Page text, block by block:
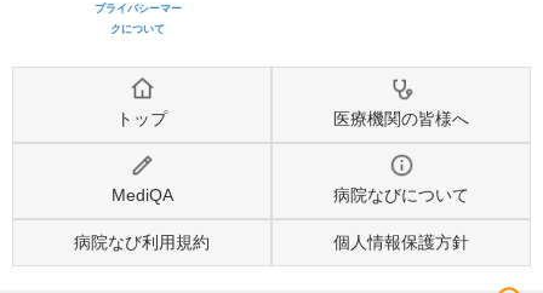
プライバシーマー
クについて
トップ 医療機関の皆様へ
MediQA 病院なびについて
病院なび利用規約 個人情報保護方針